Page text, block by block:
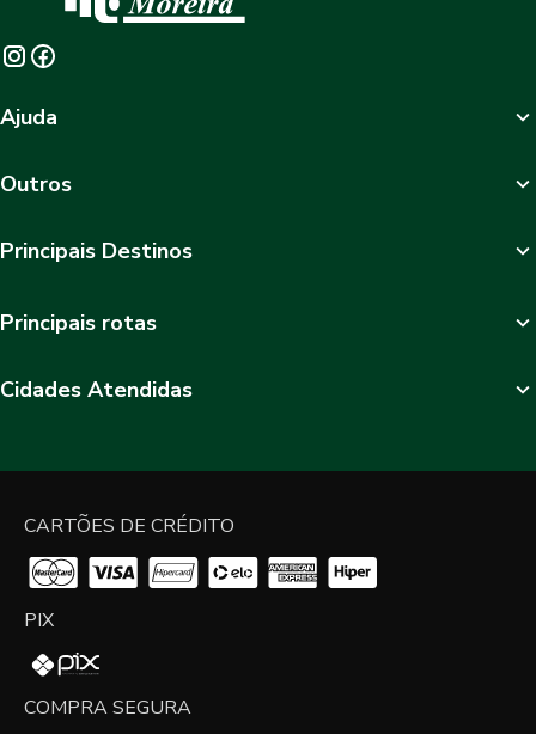
Ajuda
Outros
Principais Destinos
Principais rotas
Cidades Atendidas
CARTÕES DE CRÉDITO
PIX
COMPRA SEGURA